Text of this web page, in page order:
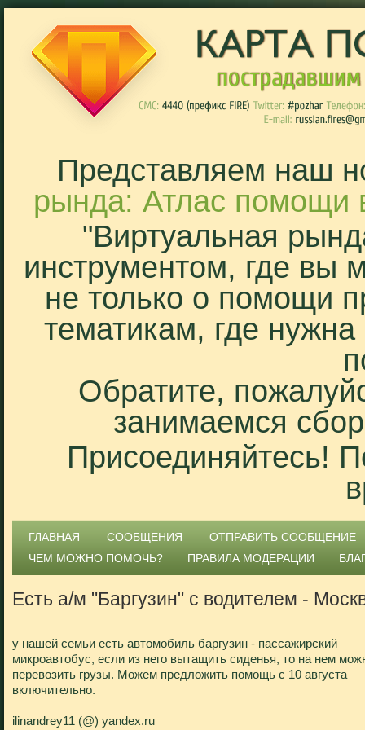
Представляем наш
рында: Атлас помощи
"Виртуальная
инструментом, где вы
не только о помощи
тематикам, где
Обратите,
занимаемся
Присоединяйтесь!
ГЛАВНАЯ СООБЩЕНИЯ
ОТПРАВИТЬ СООБЩЕНИЕ
ЧЕМ МОЖНО ПОМОЧЬ?
ПРАВИЛА МОДЕРАЦИИ
Есть а/м "Баргузин" с водителем -
у нашей семьи есть автомобиль баргузин - пассажирский
микроавтобус, если из него вытащить сиденья, то на нем
перевозить грузы. Можем предложить помощь с 10 августа
включительно.
ilinandrey11 (@) yandex.ru